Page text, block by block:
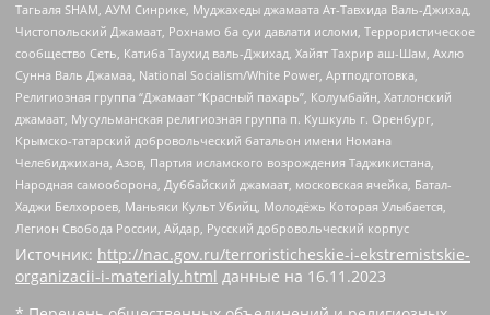
Тагьаля SHAM, АУМ Синрике, Муджахеды джамаата Ат-Тавхида Валь-Джихад,
Чистопольский Джамаат, Рохнамо ба суи давлати исломи, Террористическое
сообщество Сеть, Катиба Таухид валь-Джихад, Хайят Тахрир аш-Шам, Ахлю
Сунна Валь Джамаа, National Socialism/White Power, Артподготовка,
Религиозная группа “Джамаат “Красный пахарь”, Колумбайн, Хатлонский
джамаат, Мусульманская религиозная группа п. Кушкуль г. Оренбург,
Крымско-татарский добровольческий батальон имени Номана
Челебиджихана, Азов, Партия исламского возрождения Таджикистана,
Народная самооборона, Дуббайский джамаат, московская ячейка, Батал-
Хаджи Белхороев, Маньяки Культ Убийц, Молодёжь Которая Улыбается,
Легион Свобода России, Айдар, Русский добровольческий корпус
Источник: http://nac.gov.ru/terroristicheskie-i-ekstremistskie-
organizacii-i-materialy.html данные на 16.11.2023